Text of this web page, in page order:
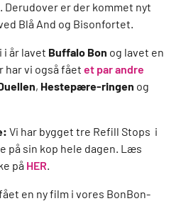
Derudover er der kommet nyt
Blå And og Bisonfortet.
i år lavet Buffalo Bon og lavet en
har vi også fået et par andre
, Hestepære-ringen og
Vi har bygget tre Refill Stops i
på sin kop hele dagen. Læs
på HER.
en ny film i vores BonBon-